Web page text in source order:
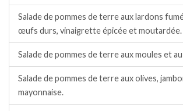
Salade de pommes de terre aux lardons
œufs durs, vinaigrette épicée et moutardée.
Salade de pommes de terre aux moules et
Salade de pommes de terre aux olives,
mayonnaise.